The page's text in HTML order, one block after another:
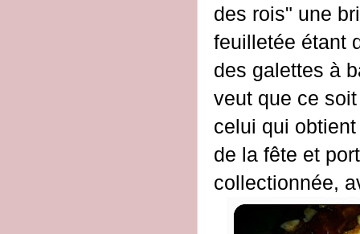
des rois" une
feuilletée étant
des galettes à
veut que ce
celui qui
de la fête et
collectionnée,